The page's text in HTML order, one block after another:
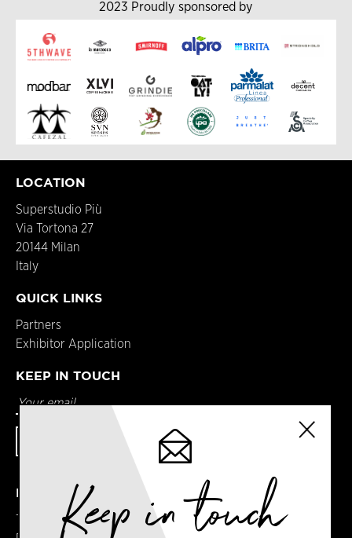
2023 Proudly sponsored by
LOCATION
Superstudio Più
Via Tortona 27
20144 Milan
Italy
QUICK LINKS
Partners
Exhibitor Application
KEEP IN TOUCH
DETAILS
Terms & Conditions